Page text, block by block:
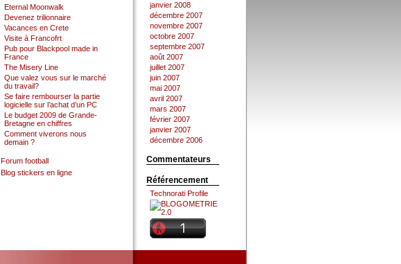
Eternal Moonwalk
Devenez trilionnaire
Vacances en Crete
Visite à Francofrt
Pub pour Blackpool made in
France
The Misery Line
Que valez vous sur le marché
du travail?
Se faire rembourser la partie
logicielle sur l’achat d’un PC
Le budget 2009 de Grande-
Bretagne en chiffres
Comment viverons nous
demain ?
Forum football
Blog stickers en ligne
janvier 2008
décembre 2007
novembre 2007
octobre 2007
septembre 2007
août 2007
juillet 2007
juin 2007
mai 2007
avril 2007
mars 2007
février 2007
janvier 2007
décembre 2006
Commentateurs
Référencement
Technorati Profile